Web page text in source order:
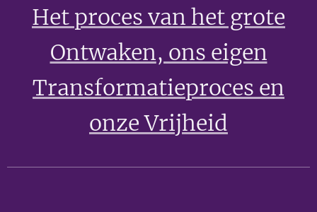
Het proces van het grote
Ontwaken, ons eigen
Transformatieproces en
onze Vrijheid